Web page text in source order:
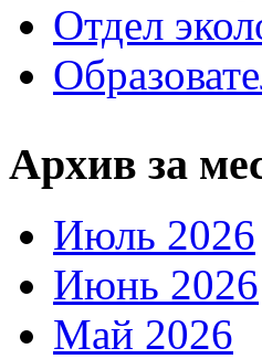
Отдел
Архив за
Июль 2026
Июнь 2026
Май 2026